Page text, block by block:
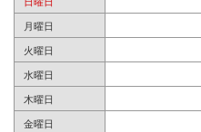
月曜日
火曜日
水曜日
木曜日
金曜日